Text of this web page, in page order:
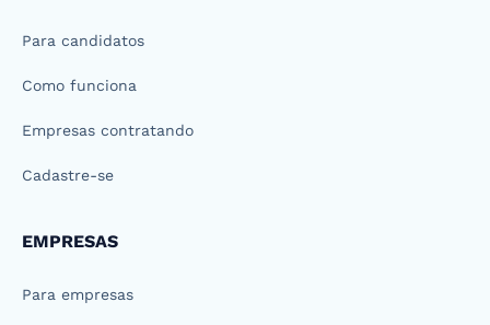
Para candidatos
Como funciona
Empresas contratando
Cadastre-se
EMPRESAS
Para empresas